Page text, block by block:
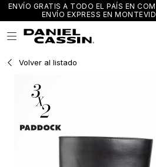
ENVÍO GRATIS A TODO EL PAÍS EN
ENVÍO EXPRESS EN

Volver al listado